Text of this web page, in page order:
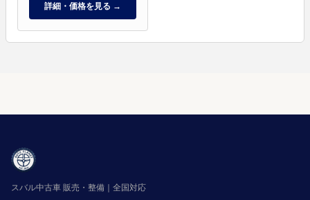
詳細・価格を見る →
スバル中古車 販売・整備｜全国対応